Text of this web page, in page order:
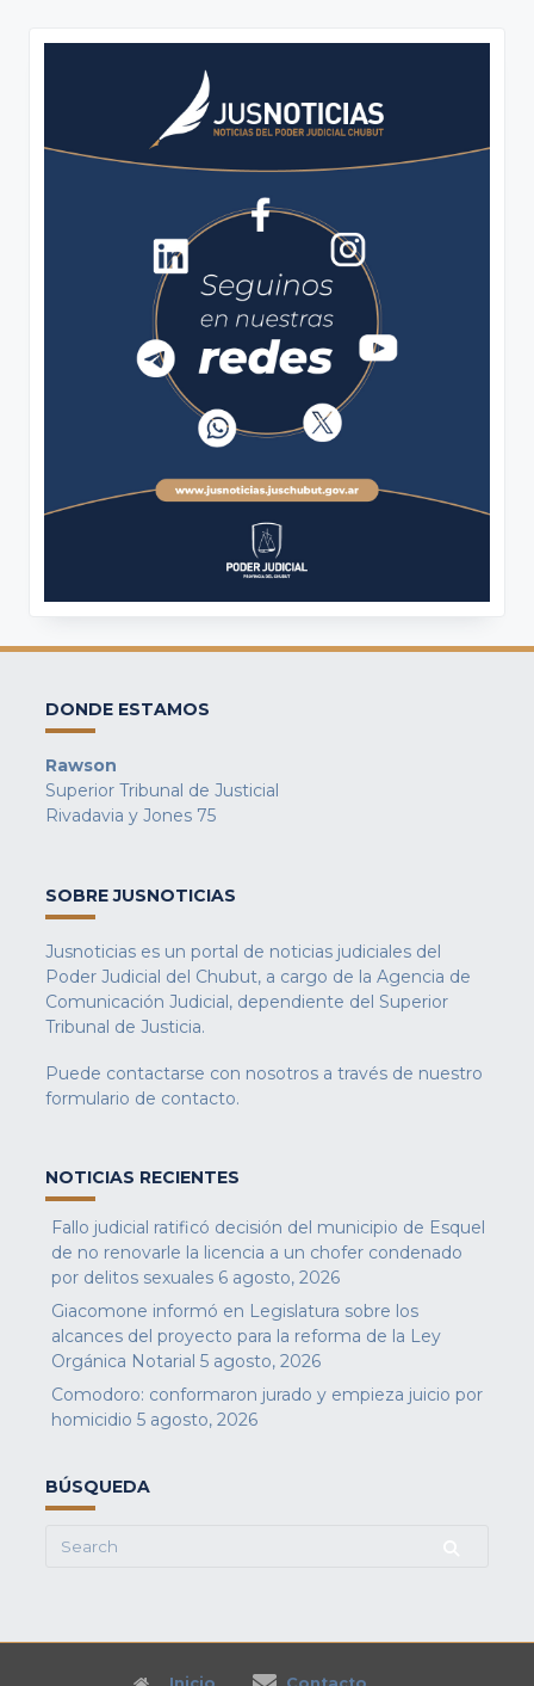
DONDE ESTAMOS
Rawson
Superior Tribunal de Justicial
Rivadavia y Jones 75
SOBRE JUSNOTICIAS
Jusnoticias es un portal de noticias judiciales del
Poder Judicial del Chubut, a cargo de la Agencia de
Comunicación Judicial, dependiente del Superior
Tribunal de Justicia.
Puede contactarse con nosotros a través de nuestro
formulario de contacto.
NOTICIAS RECIENTES
Fallo judicial ratificó decisión del municipio de Esquel
de no renovarle la licencia a un chofer condenado
por delitos sexuales 6 agosto, 2026
Giacomone informó en Legislatura sobre los
alcances del proyecto para la reforma de la Ley
Orgánica Notarial 5 agosto, 2026
Comodoro: conformaron jurado y empieza juicio por
homicidio 5 agosto, 2026
BÚSQUEDA
Search